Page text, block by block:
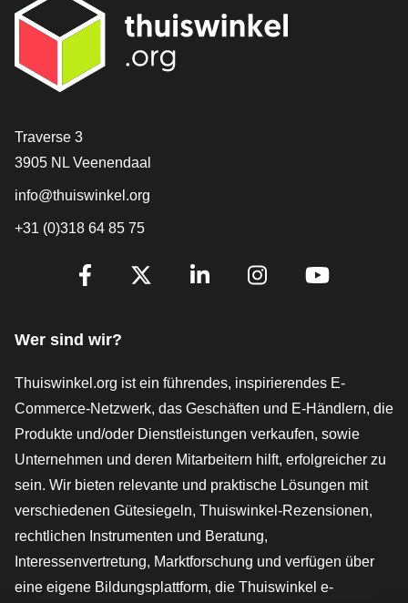
[_General:Contact]
Traverse 3
3905 NL Veenendaal
info@thuiswinkel.org
+31 (0)318 64 85 75
[_General:SocialMediaTitle]
Wer sind wir?
Thuiswinkel.org ist ein führendes, inspirierendes E-
Commerce-Netzwerk, das Geschäften und E-Händlern, die
Produkte und/oder Dienstleistungen verkaufen, sowie
Unternehmen und deren Mitarbeitern hilft, erfolgreicher zu
sein. Wir bieten relevante und praktische Lösungen mit
verschiedenen Gütesiegeln, Thuiswinkel-Rezensionen,
rechtlichen Instrumenten und Beratung,
Interessenvertretung, Marktforschung und verfügen über
eine eigene Bildungsplattform, die Thuiswinkel e-